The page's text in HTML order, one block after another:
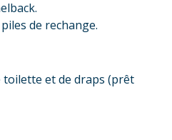
de rechange.
toilette et de draps (prêt